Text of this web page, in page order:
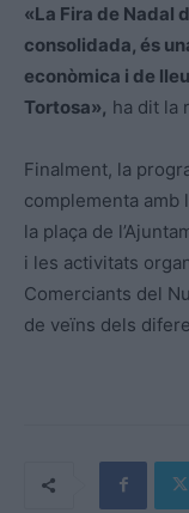
«La Fira de Nadal
consolidada, és
econòmica i de
Tortosa», ha dit la
Finalment, la
complementa amb
la plaça de
i les activitats
Comerciants del
de veïns dels